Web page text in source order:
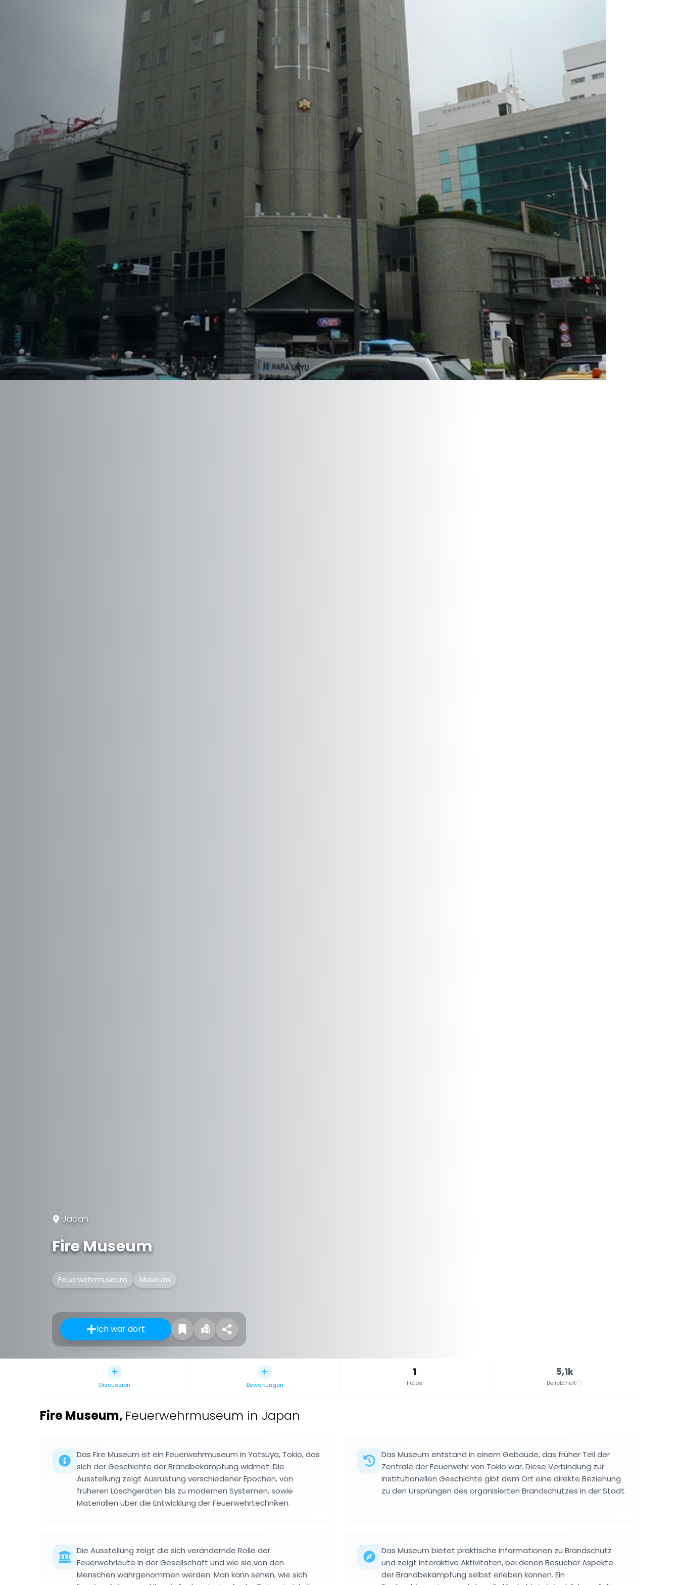
Japan
Fire Museum
Feuerwehrmuseum Museum
Ich war dort
Discussion Bewertungen
1
Fotos
5,1k
Beliebtheit
Fire Museum, Feuerwehrmuseum in Japan
Das Fire Museum ist ein Feuerwehrmuseum in Yotsuya, Tokio, das
sich der Geschichte der Brandbekämpfung widmet. Die
Ausstellung zeigt Ausrüstung verschiedener Epochen, von
früheren Löschgeräten bis zu modernen Systemen, sowie
Materialien über die Entwicklung der Feuerwehrtechniken.
Das Museum entstand in einem Gebäude, das früher Teil der
Zentrale der Feuerwehr von Tokio war. Diese Verbindung zur
institutionellen Geschichte gibt dem Ort eine direkte Beziehung
zu den Ursprüngen des organisierten Brandschutzes in der Stadt.
Die Ausstellung zeigt die sich verändernde Rolle der
Feuerwehrleute in der Gesellschaft und wie sie von den
Menschen wahrgenommen werden. Man kann sehen, wie sich
Das Museum bietet praktische Informationen zu Brandschutz
und zeigt interaktive Aktivitäten, bei denen Besucher Aspekte
der Brandbekämpfung selbst erleben können. Ein